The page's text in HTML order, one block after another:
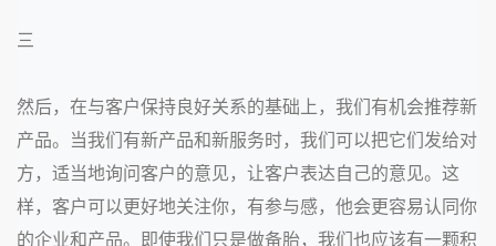
三
然后，在与客户保持良好关系的基础上，我们有机会推荐新
产品。当我们有新产品和新服务时，我们可以把它们发给对
方，适当地询问客户的意见，让客户表达自己的意见。这
样，客户可以更好地关注你，有参与感，他会更容易认同你
的企业和产品。即使我们只是做备胎，我们也应该有一颗积